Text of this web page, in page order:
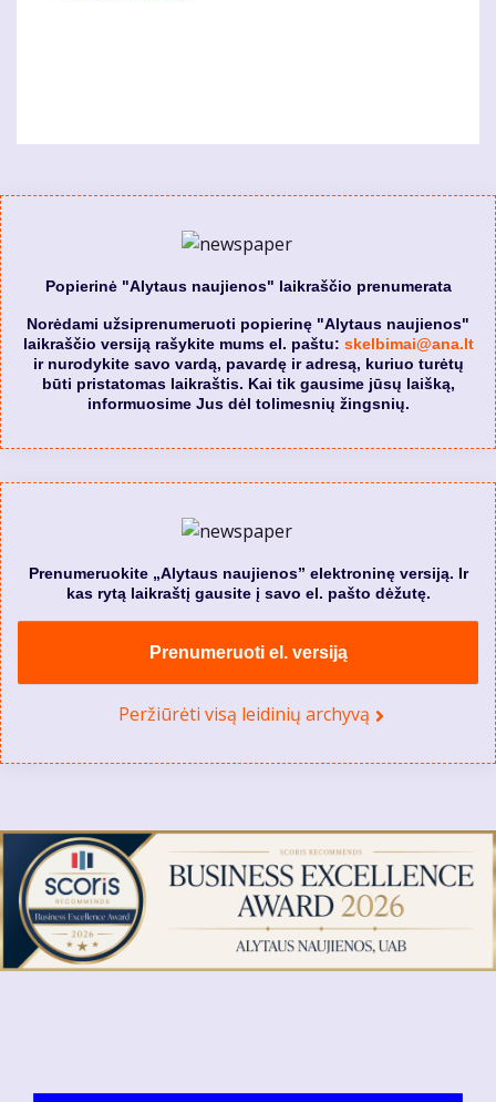
Popierinė "Alytaus naujienos" laikraščio prenumerata
Norėdami užsiprenumeruoti popierinę "Alytaus naujienos"
laikraščio versiją rašykite mums el. paštu: skelbimai@ana.lt
ir nurodykite savo vardą, pavardę ir adresą, kuriuo turėtų
būti pristatomas laikraštis. Kai tik gausime jūsų laišką,
informuosime Jus dėl tolimesnių žingsnių.
Prenumeruokite „Alytaus naujienos” elektroninę versiją. Ir
kas rytą laikraštį gausite į savo el. pašto dėžutę.
Prenumeruoti el. versiją
Peržiūrėti visą leidinių archyvą